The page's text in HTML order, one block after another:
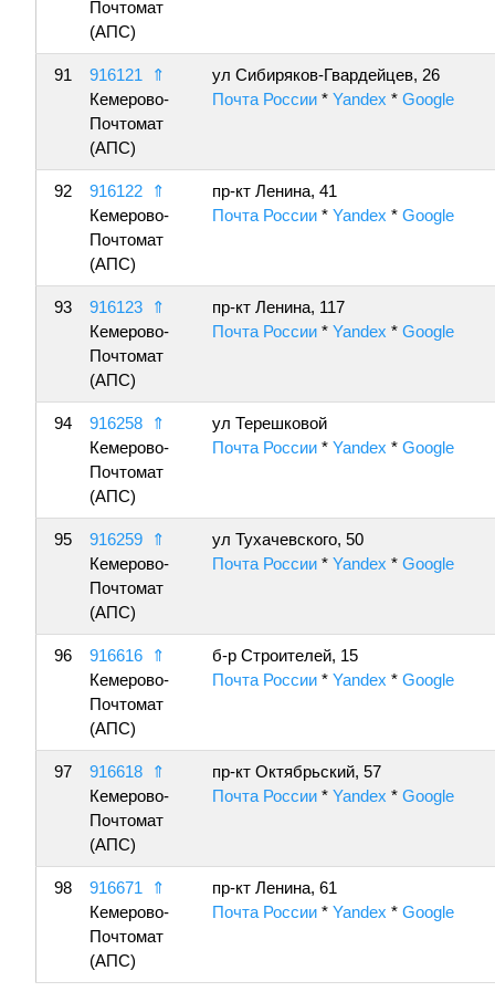
Почтомат
(АПС)
91 916121
⇑
Кемерово-
Почтомат
(АПС)
ул Сибиряков-Гвардейцев, 26
Почта России * Yandex * Google
92 916122
⇑
Кемерово-
Почтомат
(АПС)
пр-кт Ленина, 41
Почта России * Yandex * Google
93 916123
⇑
Кемерово-
Почтомат
(АПС)
пр-кт Ленина, 117
Почта России * Yandex * Google
94 916258
⇑
Кемерово-
Почтомат
(АПС)
ул Терешковой
Почта России * Yandex * Google
95 916259
⇑
Кемерово-
Почтомат
(АПС)
ул Тухачевского, 50
Почта России * Yandex * Google
96 916616
⇑
Кемерово-
Почтомат
(АПС)
б-р Строителей, 15
Почта России * Yandex * Google
97 916618
⇑
Кемерово-
Почтомат
(АПС)
пр-кт Октябрьский, 57
Почта России * Yandex * Google
98 916671
⇑
Кемерово-
Почтомат
(АПС)
пр-кт Ленина, 61
Почта России * Yandex * Google